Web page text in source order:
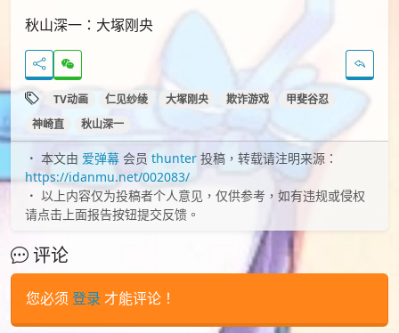
秋山深一：大塚刚央
TV动画 仁见纱绫 大塚刚央 欺诈游戏
甲斐谷忍
神崎直
秋山深一
本文由 爱弹幕 会员 thunter 投稿，转载请注明来源：
https://idanmu.net/002083/
以上内容仅为投稿者个人意见，仅供参考，如有违规或侵权
请点击上面报告按钮提交反馈。
评论
您必须 登录 才能评论！